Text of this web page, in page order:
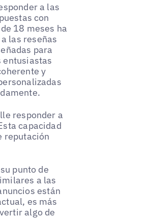
a las
con
18 meses ha
las reseñas
para
entusiastas
y
responder a
capacidad
reputación
punto de
a las
están
es más
algo de